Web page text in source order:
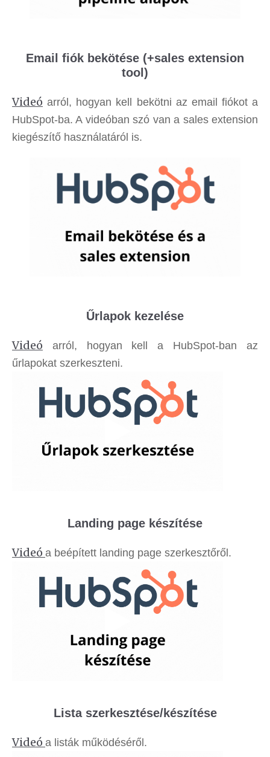
Email fiók bekötése (+sales extension
tool)
Videó arról, hogyan kell bekötni az email fiókot a
HubSpot-ba. A videóban szó van a sales extension
kiegészítő használatáról is.
Űrlapok kezelése
Videó arról, hogyan kell a HubSpot-ban az
űrlapokat szerkeszteni.
Landing page készítése
Videó a beépített landing page szerkesztőről.
Lista szerkesztése/készítése
Videó a listák működéséről.